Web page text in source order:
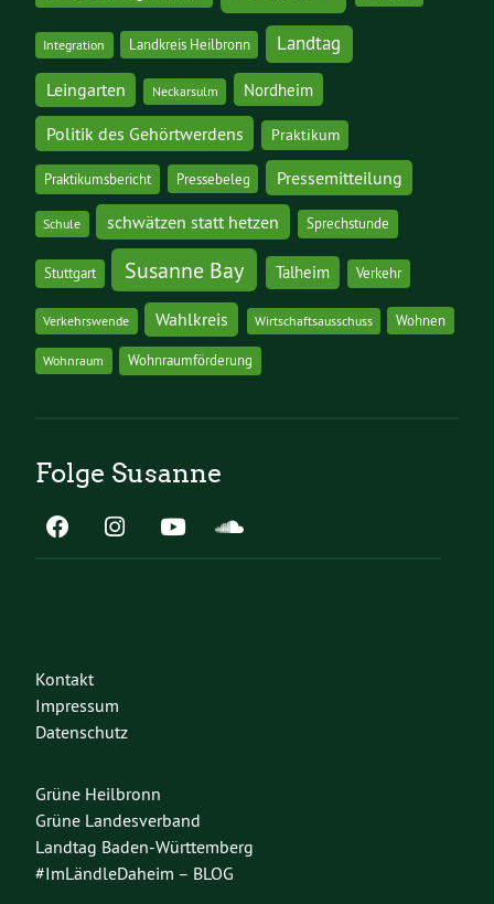
Integration Landkreis Heilbronn Landtag
Leingarten Neckarsulm Nordheim
Politik des Gehörtwerdens Praktikum
Praktikumsbericht Pressebeleg Pressemitteilung
Schule schwätzen statt hetzen Sprechstunde
Stuttgart Susanne Bay Talheim Verkehr
Verkehrswende Wahlkreis Wirtschaftsausschuss Wohnen
Wohnraum Wohnraumförderung
Folge Susanne
Kontakt
Impressum
Datenschutz
Grüne Heilbronn
Grüne Landesverband
Landtag Baden-Württemberg
#ImLändleDaheim – BLOG